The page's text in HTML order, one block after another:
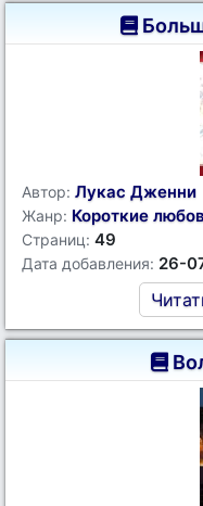
Автор: Лукас Дженни
Жанр: Короткие
Страниц: 49
Дата добавления: 26-